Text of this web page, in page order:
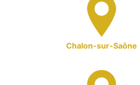
Chalon-sur-Saône